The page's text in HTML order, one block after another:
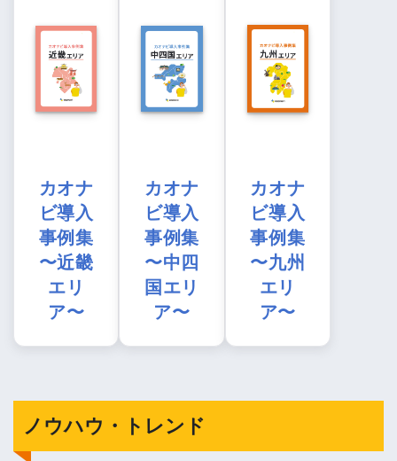
カオナ
ビ導入
事例集
〜近畿
エリ
ア〜
カオナ
ビ導入
事例集
〜中四
国エリ
ア〜
カオナ
ビ導入
事例集
〜九州
エリ
ア〜
ノウハウ・トレンド